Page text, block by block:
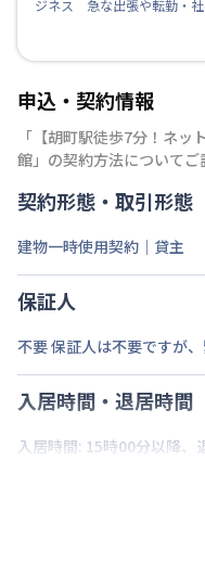
ジネス 急な出張や転勤・
申込・契約情報
「 【胡町駅徒歩7分！ネッ
館 」の契約方法についてご
契約形態・取引形態
建物一時使用契約｜貸主
保証人
不要 保証人は不要ですが、
入居時間・退居時間
入居時間: 15時00分以降、